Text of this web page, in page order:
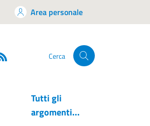
Area personale
Cerca
Tutti gli
argomenti...